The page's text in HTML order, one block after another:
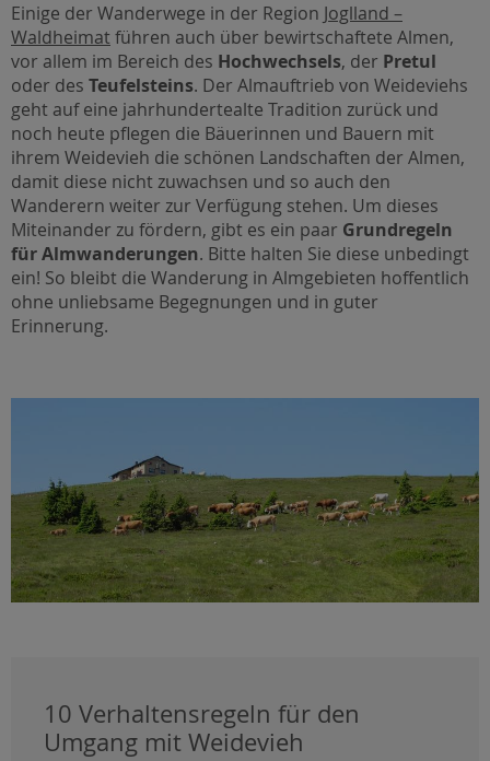
Einige der Wanderwege in der Region Joglland –
Waldheimat führen auch über bewirtschaftete Almen,
vor allem im Bereich des Hochwechsels, der Pretul
oder des Teufelsteins. Der Almauftrieb von Weideviehs
geht auf eine jahrhundertealte Tradition zurück und
noch heute pflegen die Bäuerinnen und Bauern mit
ihrem Weidevieh die schönen Landschaften der Almen,
damit diese nicht zuwachsen und so auch den
Wanderern weiter zur Verfügung stehen. Um dieses
Miteinander zu fördern, gibt es ein paar Grundregeln
für Almwanderungen. Bitte halten Sie diese unbedingt
ein! So bleibt die Wanderung in Almgebieten hoffentlich
ohne unliebsame Begegnungen und in guter
Erinnerung.
10 Verhaltensregeln für den
Umgang mit Weidevieh